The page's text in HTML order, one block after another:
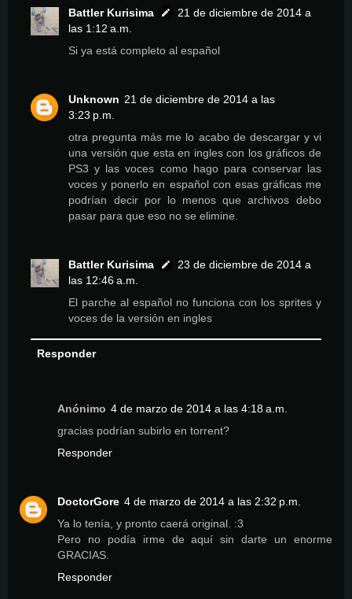
Battler Kurisima
21 de diciembre de 2014 a
las 1:12 a.m.
Si ya está completo al español
Unknown 21 de diciembre de 2014 a las
3:23 p.m.
otra pregunta más me lo acabo de descargar y vi
una versión que esta en ingles con los gráficos de
PS3 y las voces como hago para conservar las
voces y ponerlo en español con esas gráficas me
podrían decir por lo menos que archivos debo
pasar para que eso no se elimine.
Battler Kurisima
23 de diciembre de 2014 a
las 12:46 a.m.
El parche al español no funciona con los sprites y
voces de la versión en ingles
Responder
Anónimo 4 de marzo de 2014 a las 4:18 a.m.
gracias podrían subirlo en torrent?
Responder
DoctorGore 4 de marzo de 2014 a las 2:32 p.m.
Ya lo tenía, y pronto caerá original. :3
Pero no podía irme de aquí sin darte un enorme
GRACIAS.
Responder